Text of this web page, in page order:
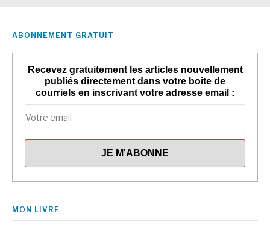
ABONNEMENT GRATUIT
Recevez gratuitement les articles nouvellement
publiés directement dans votre boite de
courriels en inscrivant votre adresse email :
MON LIVRE